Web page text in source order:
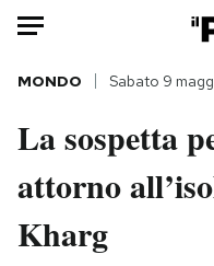
HOME
Italia
Politica
MONDO Sabato 9
La sospetta
attorno
Kharg